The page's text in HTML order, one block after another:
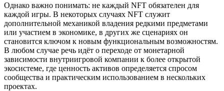
Однако важно понимать: не каждый NFT обязателен для
каждой игры. В некоторых случаях NFT служит
дополнительной механикой владения редкими предметами
или участием в экономике, в других же сценариях он
становится ключом к новым функциональным возможностям.
В любом случае речь идёт о переходе от монетарной
зависимости внутриигровой компании к более открытой
экосистеме, где ценность активов определяется спросом
сообщества и практическим использованием в нескольких
проектах.